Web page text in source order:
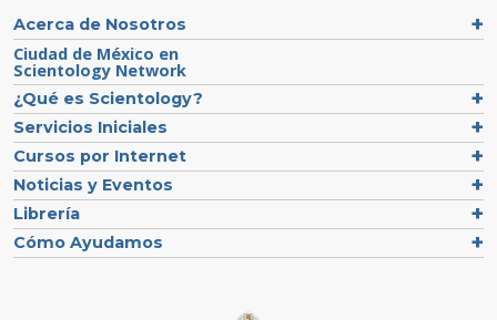
Acerca de Nosotros
Ciudad de México en
Scientology Network
¿Qué es Scientology?
Servicios Iniciales
Cursos por Internet
Noticias y Eventos
Librería
Cómo Ayudamos